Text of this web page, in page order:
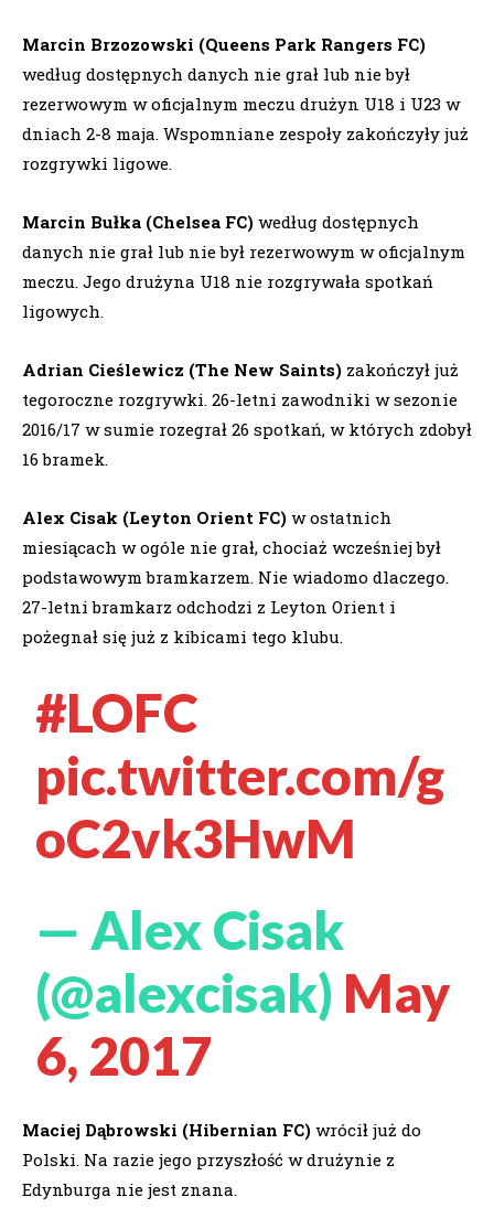
Marcin Brzozowski (Queens Park Rangers FC)
według dostępnych danych nie grał lub nie był
rezerwowym w oficjalnym meczu drużyn U18 i U23 w
dniach 2-8 maja. Wspomniane zespoły zakończyły już
rozgrywki ligowe.
Marcin Bułka (Chelsea FC) według dostępnych
danych nie grał lub nie był rezerwowym w oficjalnym
meczu. Jego drużyna U18 nie rozgrywała spotkań
ligowych.
Adrian Cieślewicz (The New Saints) zakończył już
tegoroczne rozgrywki. 26-letni zawodniki w sezonie
2016/17 w sumie rozegrał 26 spotkań, w których zdobył
16 bramek.
Alex Cisak (Leyton Orient FC) w ostatnich
miesiącach w ogóle nie grał, chociaż wcześniej był
podstawowym bramkarzem. Nie wiadomo dlaczego.
27-letni bramkarz odchodzi z Leyton Orient i
pożegnał się już z kibicami tego klubu.
#LOFC
pic.twitter.com/g
oC2vk3HwM
— Alex Cisak
(@alexcisak) May
6, 2017
Maciej Dąbrowski (Hibernian FC) wrócił już do
Polski. Na razie jego przyszłość w drużynie z
Edynburga nie jest znana.